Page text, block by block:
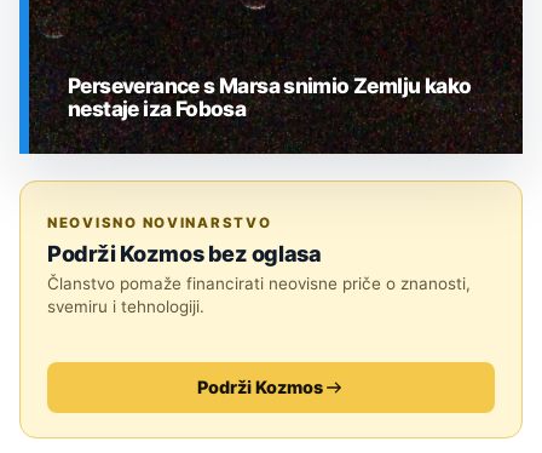
Perseverance s Marsa snimio Zemlju kako
nestaje iza Fobosa
NEOVISNO NOVINARSTVO
Podrži Kozmos bez oglasa
Članstvo pomaže financirati neovisne priče o znanosti,
svemiru i tehnologiji.
Podrži Kozmos